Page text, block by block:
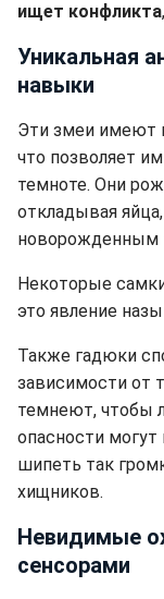
ищет конфликта
Уникальная
навыки
Эти змеи имеют
что позволяет
темноте. Они
откладывая
новорожденным
Некоторые
это явление
Также гадюки
зависимости от
темнеют, чтобы
опасности
шипеть так
хищников.
Невидимые
сенсорами